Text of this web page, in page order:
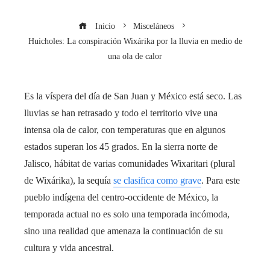
Inicio
Misceláneos
Huicholes: La conspiración Wixárika por la lluvia en medio de
una ola de calor
Es la víspera del día de San Juan y México está seco. Las
lluvias se han retrasado y todo el territorio vive una
intensa ola de calor, con temperaturas que en algunos
estados superan los 45 grados. En la sierra norte de
Jalisco, hábitat de varias comunidades Wixaritari (plural
de Wixárika), la sequía se clasifica como grave. Para este
pueblo indígena del centro-occidente de México, la
temporada actual no es solo una temporada incómoda,
sino una realidad que amenaza la continuación de su
cultura y vida ancestral.